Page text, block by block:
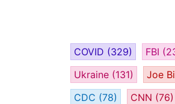
COVID (329) FBI
Ukraine (131) Joe
CDC (78) CNN (76)